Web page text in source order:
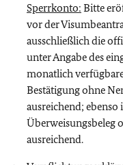
Sperrkonto: Bitte
vor der
ausschließlich die
unter Angabe des
monatlich
Bestätigung ohne
ausreichend;
Überweisungsbeleg
ausreichend.